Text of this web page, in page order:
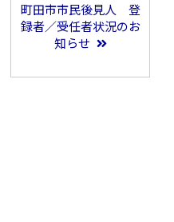
町田市市民後見人 登
録者／受任者状況のお
知らせ